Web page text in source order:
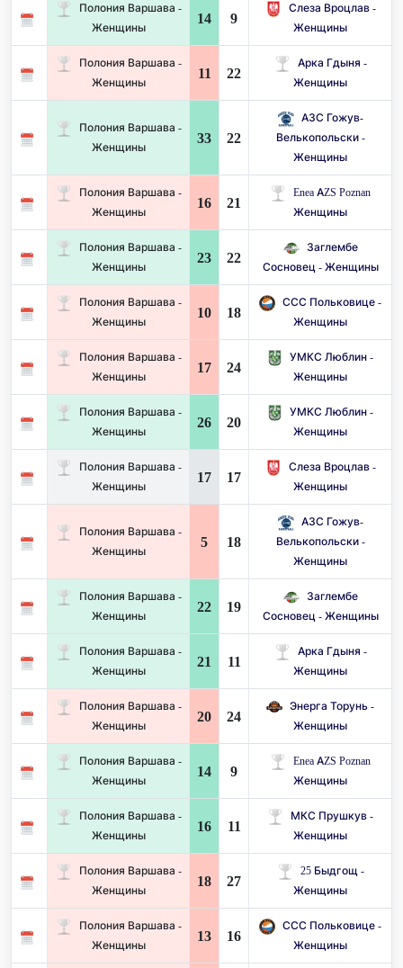
Полония Варшава -
Женщины
14 9
Слеза Вроцлав -
Женщины
Полония Варшава -
Женщины
11 22
Арка Гдыня -
Женщины
Полония Варшава -
Женщины
33 22
АЗС Гожув-
Велькопольски -
Женщины
Полония Варшава -
Женщины
16 21
Enea AZS Poznan
Женщины
Полония Варшава -
Женщины
23 22
Заглембе
Сосновец - Женщины
Полония Варшава -
Женщины
10 18
ССС Польковице -
Женщины
Полония Варшава -
Женщины
17 24
УМКС Люблин -
Женщины
Полония Варшава -
Женщины
26 20
УМКС Люблин -
Женщины
Полония Варшава -
Женщины
17 17
Слеза Вроцлав -
Женщины
Полония Варшава -
Женщины
5 18
АЗС Гожув-
Велькопольски -
Женщины
Полония Варшава -
Женщины
22 19
Заглембе
Сосновец - Женщины
Полония Варшава -
Женщины
21 11
Арка Гдыня -
Женщины
Полония Варшава -
Женщины
20 24
Энерга Торунь -
Женщины
Полония Варшава -
Женщины
14 9
Enea AZS Poznan
Женщины
Полония Варшава -
Женщины
16 11
МКС Прушкув -
Женщины
Полония Варшава -
Женщины
18 27
25 Быдгощ -
Женщины
Полония Варшава -
Женщины
13 16
ССС Польковице -
Женщины